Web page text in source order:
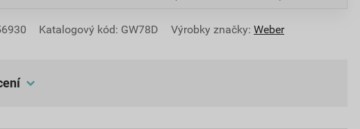
Katalogový kód: GW78D Výrobky značky: Weber